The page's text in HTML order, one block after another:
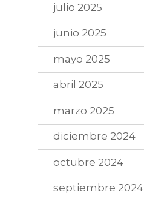
julio 2025
junio 2025
mayo 2025
abril 2025
marzo 2025
diciembre 2024
octubre 2024
septiembre 2024